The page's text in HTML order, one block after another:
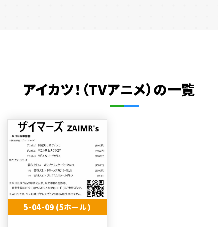
アイカツ！（TVアニメ）の一覧
5-04-09 (5ホール)